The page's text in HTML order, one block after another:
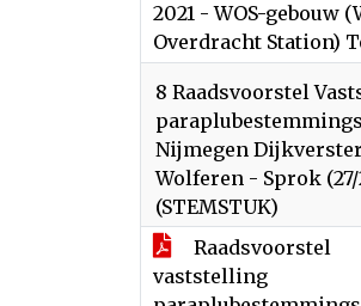
2021 - WOS-gebouw
Overdracht Station)
8 Raadsvoorstel
Nijmegen
Wolferen - Sprok (27/
(STEMSTUK)
Raadsvoorstel
vaststelling